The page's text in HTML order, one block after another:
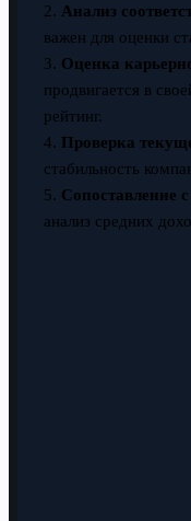
2. Анализ
важен для оценки
3. Оценка
продвигается в
рейтинг.
4. Проверка
стабильность
5. Сопоставление
анализ средних